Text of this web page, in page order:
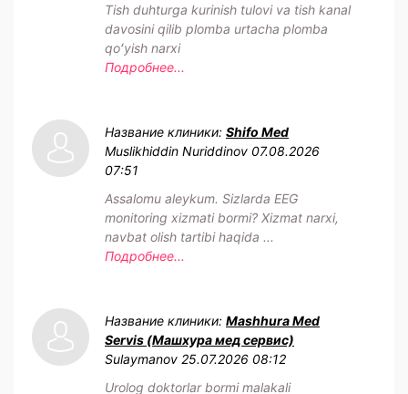
Tish duhturga kurinish tulovi va tish kanal
davosini qilib plomba urtacha plomba
qoʻyish narxi
Подробнее...
Название клиники: Shifo Med
Muslikhiddin Nuriddinov 07.08.2026
07:51
Assalomu aleykum. Sizlarda EEG
monitoring xizmati bormi? Xizmat narxi,
navbat olish tartibi haqida ...
Подробнее...
Название клиники: Mashhura Med
Servis (Машхура мед сервис)
Sulaymanov 25.07.2026 08:12
Urolog doktorlar bormi malakali